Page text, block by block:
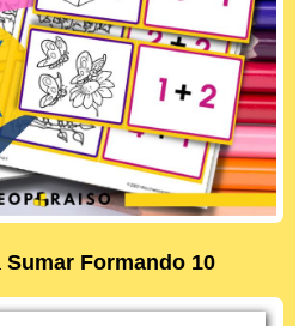
Sumar Formando 10